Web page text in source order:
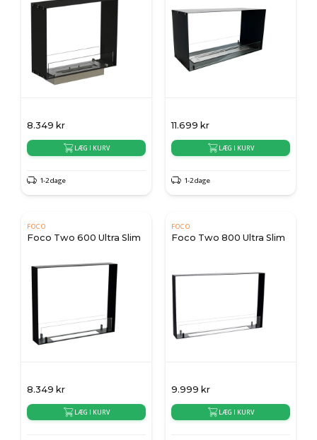
8.349 kr
LÆG I KURV
1-2 dage
11.699 kr
LÆG I KURV
1-2 dage
FOCO
Foco Two 600 Ultra Slim
8.349 kr
LÆG I KURV
FOCO
Foco Two 800 Ultra Slim
9.999 kr
LÆG I KURV